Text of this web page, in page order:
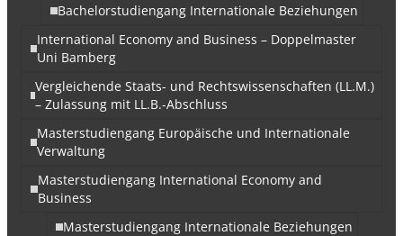
Bachelorstudiengang Internationale Beziehungen
International Economy and Business – Doppelmaster
Uni Bamberg
Vergleichende Staats- und Rechtswissenschaften (LL.M.)
– Zulassung mit LL.B.-Abschluss
Masterstudiengang Europäische und Internationale
Verwaltung
Masterstudiengang International Economy and
Business
Masterstudiengang Internationale Beziehungen